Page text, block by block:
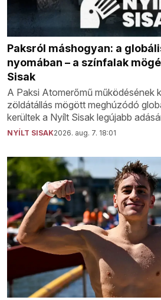
Paksról máshogyan: a
nyomában – a színfalak
Sisak
A Paksi Atomerőmű működésének
zöldátállás mögött meghúzódó
kerültek a Nyílt Sisak legújabb
NYÍLT SISAK2026. aug. 7. 18:01